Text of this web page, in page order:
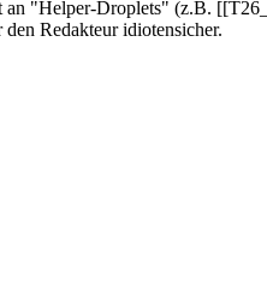
"Helper-Droplets" (z.B.
Redakteur idiotensicher.